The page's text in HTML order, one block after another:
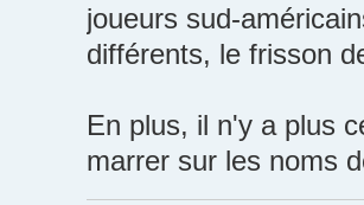
joueurs sud-
différents, le frisson
En plus, il n'y a plus
marrer sur les noms